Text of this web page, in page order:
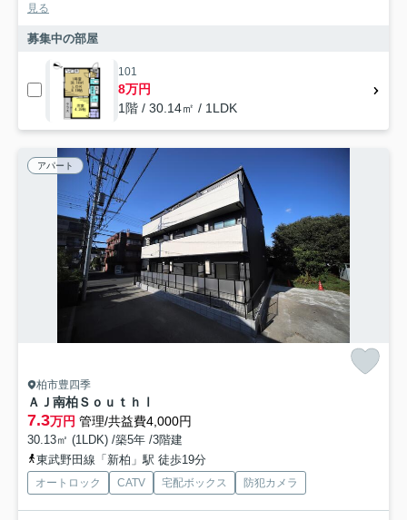
見る
募集中の部屋
101
8万円
1階 / 30.14㎡ / 1LDK
アパート
柏市豊四季
ＡＪ南柏ＳｏｕｔｈⅠ
7.3万円 管理/共益費4,000円
30.13㎡ (1LDK) /築5年 /3階建
東武野田線「新柏」駅 徒歩19分
オートロック CATV 宅配ボックス 防犯カメラ